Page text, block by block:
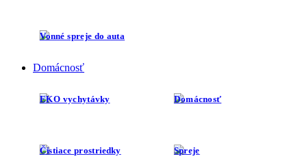
Vonné spreje do auta
Domácnosť
EKO vychytávky Domácnosť
Čistiace prostriedky Spreje